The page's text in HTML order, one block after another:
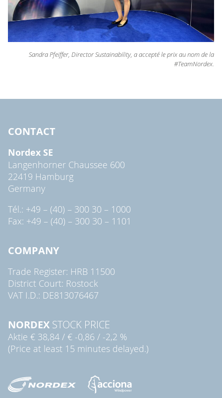
Sandra Pfeiffer, Director Sustainability, a accepté le prix au nom de la
#TeamNordex.
CONTACT
Nordex SE
Langenhorner Chaussee 600
22419 Hamburg
Germany
Tél.: +49 – (40) – 300 30 – 1000
Fax: +49 – (40) – 300 30 – 1101
COMPANY
Trade Register: HRB 11500
District Court: Rostock
VAT I.D.: DE813076467
NORDEX STOCK PRICE
Aktie € 38,84 / € -0,86 / -2,2 %
(Price at least 15 minutes delayed.)